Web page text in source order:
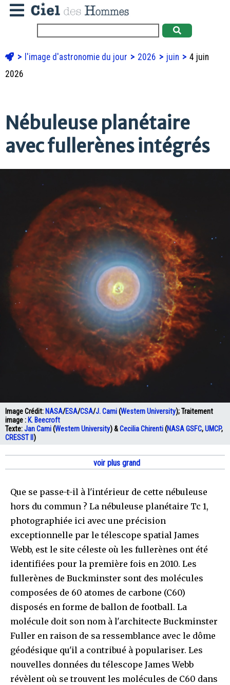
l'image d'astronomie du jour 2026 juin
4 juin
2026
Nébuleuse planétaire
avec fullerènes intégrés
Image Crédit: NASA/ESA/CSA/J. Cami(Western University); Traitement
image : K. Beecroft
Texte:Jan Cami(Western University) &Cecilia Chirenti(NASAGSFC,UMCP,
CRESST II )
voir plus grand
Que se passe-t-il à l'intérieur de cette nébuleuse
hors du commun ? La nébuleuse planétaire Tc 1,
photographiée ici avec une précision
exceptionnelle par le télescope spatial James
Webb, est le site céleste où les fullerènes ont été
identifiées pour la première fois en 2010. Les
fullerènes de Buckminster sont des molécules
composées de 60 atomes de carbone (C60)
disposés en forme de ballon de football. La
molécule doit son nom à l'architecte Buckminster
Fuller en raison de sa ressemblance avec le dôme
géodésique qu'il a contribué à populariser. Les
nouvelles données du télescope James Webb
révèlent où se trouvent les molécules de C60 dans